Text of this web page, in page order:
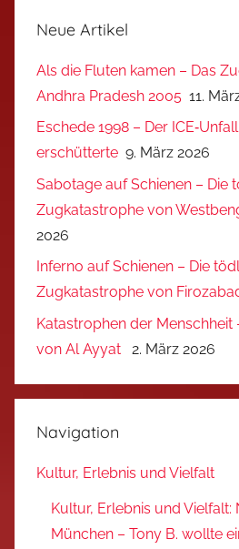
Neue Artikel
Als die Fluten kamen – Das
Andhra Pradesh 2005 11.
Eschede 1998 – Der
erschütterte 9. März 2026
Sabotage auf Schienen – Die
Zugkatastrophe von
2026
Inferno auf Schienen – Die
Zugkatastrophe von
Katastrophen der Menschheit
von Al Ayyat
2. März 2026
Navigation
Kultur, Erlebnis und Vielfalt
Kultur, Erlebnis und Vielfalt:
München – Tony B. wollte